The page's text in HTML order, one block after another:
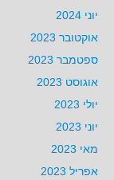
יוני 2024
אוקטובר 2023
ספטמבר 2023
אוגוסט 2023
יולי 2023
יוני 2023
מאי 2023
אפריל 2023